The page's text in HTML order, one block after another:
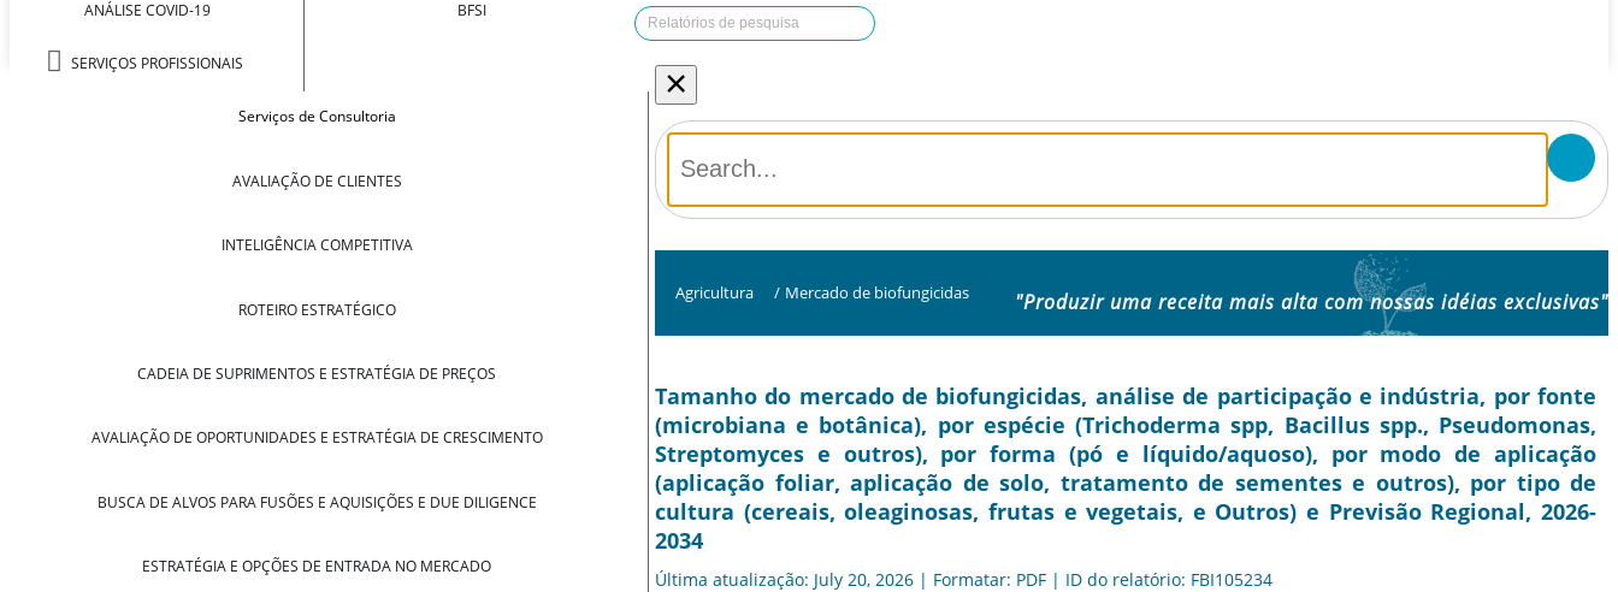
ANÁLISE COVID-19
SERVIÇOS PROFISSIONAIS
BFSI
Serviços de Consultoria
AVALIAÇÃO DE CLIENTES
INTELIGÊNCIA COMPETITIVA
ROTEIRO ESTRATÉGICO
CADEIA DE SUPRIMENTOS E ESTRATÉGIA DE PREÇOS
AVALIAÇÃO DE OPORTUNIDADES E ESTRATÉGIA DE CRESCIMENTO
BUSCA DE ALVOS PARA FUSÕES E AQUISIÇÕES E DUE DILIGENCE
ESTRATÉGIA E OPÇÕES DE ENTRADA NO MERCADO
×
Agricultura / Mercado de biofungicidas "Produzir uma receita mais alta com nossas idéias exclusivas"
Tamanho do mercado de biofungicidas, análise de participação e indústria, por fonte
(microbiana e botânica), por espécie (Trichoderma spp, Bacillus spp., Pseudomonas,
Streptomyces e outros), por forma (pó e líquido/aquoso), por modo de aplicação
(aplicação foliar, aplicação de solo, tratamento de sementes e outros), por tipo de
cultura (cereais, oleaginosas, frutas e vegetais, e Outros) e Previsão Regional, 2026-
2034
Última atualização: July 20, 2026 | Formatar: PDF | ID do relatório: FBI105234